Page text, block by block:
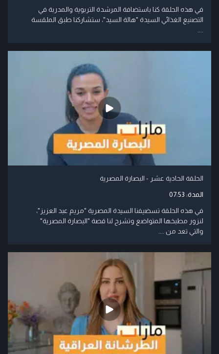
في هذه الحلقة كنا باستضافة المرشدة التربوية والمدربة في
التصنيع الغذائي السيدة "هالة السيد"، ستشاركنا طبق الملقسة
الحلقة الحادية عشر - البصارة المصرية
المدة: 07:53
في هذه الحلقة تسضيفنا السيدة المصرية "مريم عبد العزيز"،
لنزور مطبخها المتواضع وتشرح لنا قصة "البصارة المصرية"
والتي تعد من ....